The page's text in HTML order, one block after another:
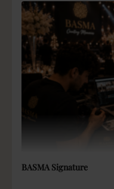
BASMA Signature